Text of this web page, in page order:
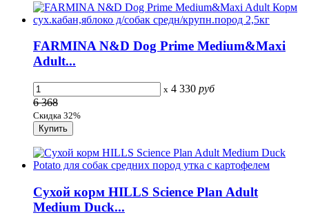
FARMINA N&D Dog Prime Medium&Maxi
Adult...
x 4 330 руб
6 368
Скидка 32%
Сухой корм HILLS Science Plan Adult
Medium Duck...